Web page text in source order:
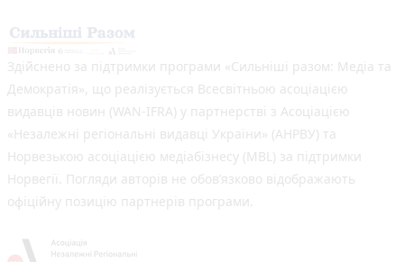
Здійснено за підтримки програми «Сильніші разом: Медіа та
Демократія», що реалізується Всесвітньою асоціацією
видавців новин (WAN-IFRA) у партнерстві з Асоціацією
«Незалежні регіональні видавці України» (АНРВУ) та
Норвезькою асоціацією медіабізнесу (MBL) за підтримки
Норвегії. Погляди авторів не обов’язково відображають
офіційну позицію партнерів програми.